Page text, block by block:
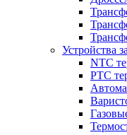
Устройства
NTC
PTC